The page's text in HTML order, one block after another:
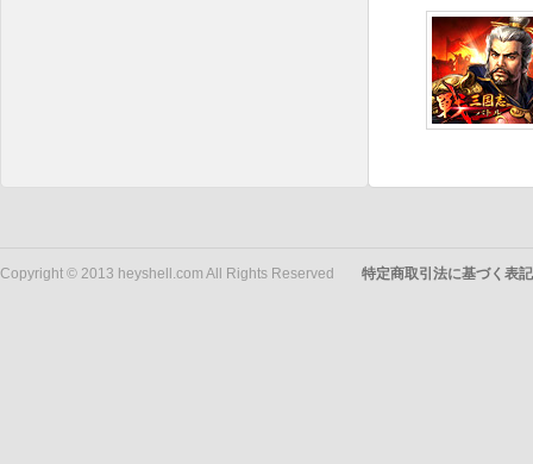
Copyright © 2013 heyshell.com All Rights Reserved 特定商取引法に基づく表記